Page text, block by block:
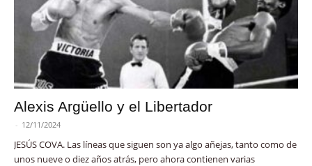
Alexis Argüello y el Libertador
- 12/11/2024
JESÚS COVA. Las líneas que siguen son ya algo añejas, tanto como de
unos nueve o diez años atrás, pero ahora contienen varias